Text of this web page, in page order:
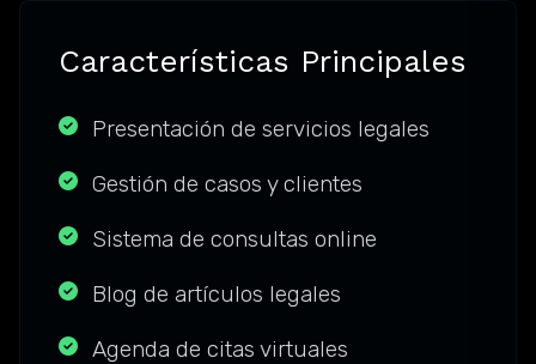
Características Principales
Presentación de servicios legales
Gestión de casos y clientes
Sistema de consultas online
Blog de artículos legales
Agenda de citas virtuales